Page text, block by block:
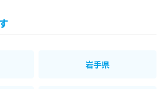
岩手県